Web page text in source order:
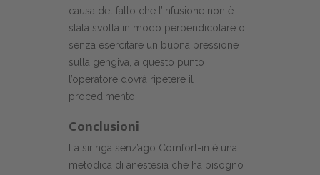
causa del fatto che l’infusione non è
stata svolta in modo perpendicolare o
senza esercitare un buona pressione
sulla gengiva, a questo punto
l’operatore dovrà ripetere il
procedimento.
Conclusioni
La siringa senz’ago Comfort-in è una
metodica di anestesia che ha bisogno